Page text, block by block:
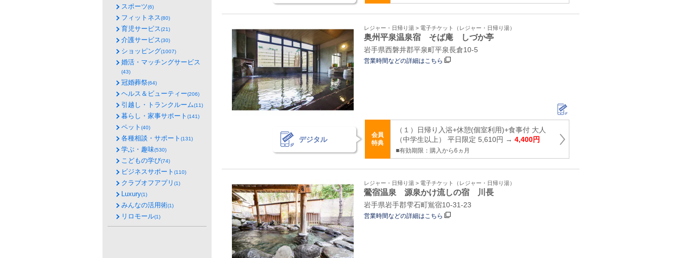
レジャー・日帰り湯 > 電子チケット（レジャー・日帰り湯）
奥州平泉温泉宿 そば庵 しづか亭
岩手県西磐井郡平泉町平泉長倉10‐5
営業時間などの詳細はこちら
デジタル
会員
特典
（１）日帰り入浴+休憩(個室利用)+食事付 大人
（中学生以上） 平日限定 5,610円 → 4,400円
■有効期限：購入から6ヵ月
レジャー・日帰り湯 > 電子チケット（レジャー・日帰り湯）
鶯宿温泉 源泉かけ流しの宿 川長
岩手県岩手郡雫石町鴬宿10-31-23
営業時間などの詳細はこちら
スポーツ(6)
フィットネス(80)
育児サービス(21)
介護サービス(30)
ショッピング(1007)
婚活・マッチングサービス
(43)
冠婚葬祭(64)
ヘルス＆ビューティー(206)
引越し・トランクルーム(11)
暮らし・家事サポート (141)
ペット (40)
各種相談・サポート (131)
学ぶ・趣味(530)
こどもの学び(74)
ビジネスサポート (110)
クラブオフアプリ (1)
Luxury(1)
みんなの活用術(1)
リロモール(1)